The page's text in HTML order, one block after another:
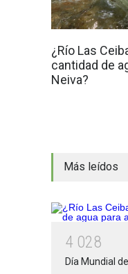
¿Río Las
cantidad de
Neiva?
Más leídos
4 028
Día Mundial